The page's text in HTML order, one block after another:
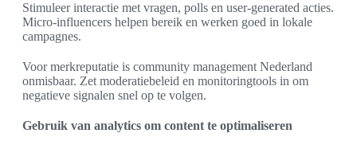
Stimuleer interactie met vragen, polls en user-generated acties.
Micro-influencers helpen bereik en werken goed in lokale
campagnes.
Voor merkreputatie is community management Nederland
onmisbaar. Zet moderatiebeleid en monitoringtools in om
negatieve signalen snel op te volgen.
Gebruik van analytics om content te optimaliseren